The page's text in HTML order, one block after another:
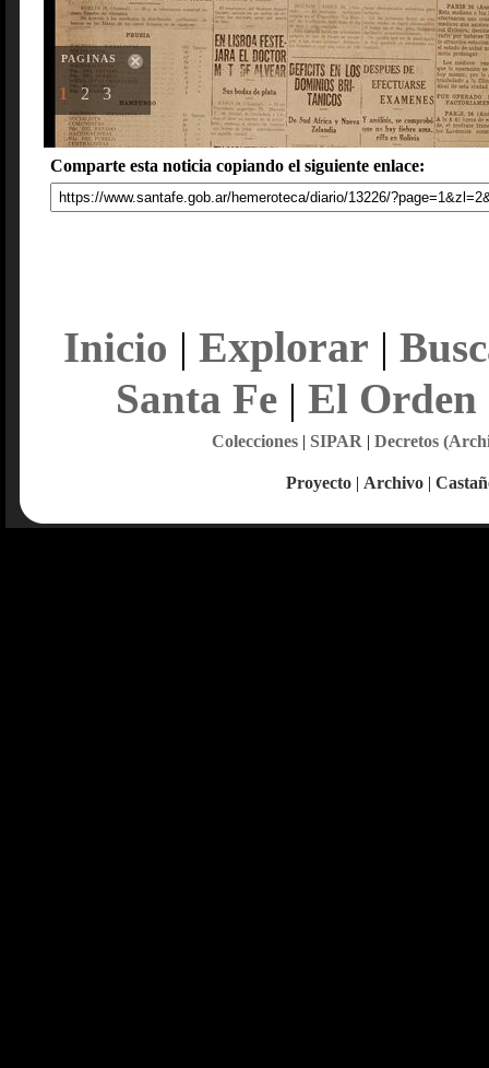
PAGINAS
1 2 3
Comparte esta noticia copiando el siguiente enlace:
Inicio | Explorar |
Santa Fe| El Orden
Colecciones| SIPAR | Decretos
Proyecto | Archivo |